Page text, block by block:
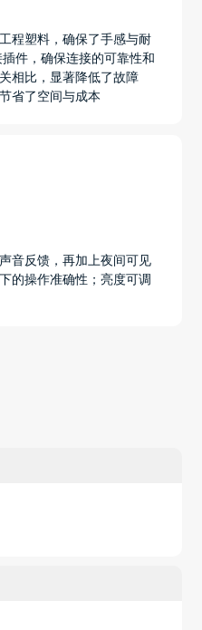
程塑料，确保了手感与耐
件，确保连接的可靠性和
相比，显著降低了故障
省了空间与成本
音反馈，再加上夜间可见
的操作准确性；亮度可调